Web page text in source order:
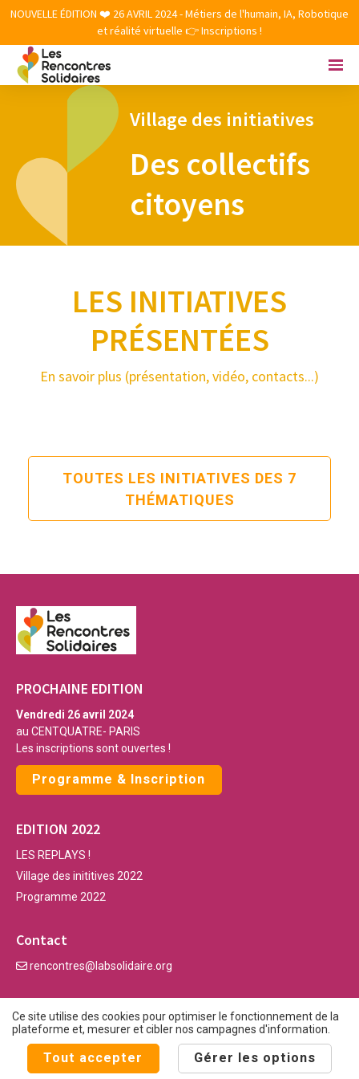
NOUVELLE ÉDITION ❤️ 26 AVRIL 2024 - Métiers de l'humain, IA, Robotique
et réalité virtuelle 👉 Inscriptions !
Village des initiatives
Des collectifs
citoyens
LES INITIATIVES
PRÉSENTÉES
En savoir plus (présentation, vidéo, contacts...)
TOUTES LES INITIATIVES DES 7
THÉMATIQUES
PROCHAINE EDITION
Vendredi 26 avril 2024
au CENTQUATRE- PARIS
Les inscriptions sont ouvertes !
Programme & Inscription
EDITION 2022
LES REPLAYS !
Village des inititives 2022
Programme 2022
Contact
rencontres@labsolidaire.org
Politique de confidentialité
Ce site utilise des cookies pour optimiser le fonctionnement de la
plateforme et, mesurer et cibler nos campagnes d'information.
Tout accepter Gérer les options